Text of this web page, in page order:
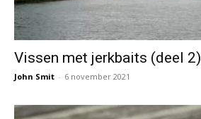
Vissen met jerkbaits (deel 2)
John Smit - 6 november 2021